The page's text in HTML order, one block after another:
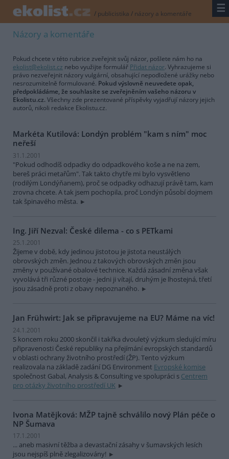
/ publicistika / názory a komentáře ☰
Názory a komentáře
Pokud chcete v této rubrice zveřejnit svůj názor, pošlete nám ho na
ekolist@ekolist.cz nebo využijte formulář Přidat názor. Vyhrazujeme si
právo nezveřejnit názory vulgární, obsahující nepodložené urážky nebo
nesrozumitelně formulované. Pokud výslovně neuvedete opak,
předpokládáme, že souhlasíte se zveřejněním vašeho názoru v
Ekolistu.cz. Všechny zde prezentované příspěvky vyjadřují názory jejich
autorů, nikoli redakce Ekolistu.cz.
Markéta Kutilová: Londýn problém "kam s ním" moc
neřeší
31.1.2001
"Pokud odhodíš odpadky do odpadkového koše a ne na zem,
bereš práci metařům". Tak takto chytře mi bylo vysvětleno
(rodilým Londýňanem), proč se odpadky odhazují právě tam, kam
zrovna chcete. A tak jsem pochopila, proč Londýn působí dojmem
tak špinavého města.
Ing. Jiří Nezval: České dilema - co s PETkami
25.1.2001
Žijeme v době, kdy jedinou jistotou je jistota neustálých
obrovských změn. Jednou z takových obrovských změn jsou
změny v používané obalové technice. Každá zásadní změna však
vyvolává tři různé postoje - jedni ji vítají, druhým je lhostejná, třetí
jsou zásadně proti z obavy nepoznaného.
Jan Frühwirt: Jak se připravujeme na EU? Máme na víc!
24.1.2001
S koncem roku 2000 skončil i takřka dvouletý výzkum sledující míru
připravenosti České republiky na přejímání evropských standardů
v oblasti ochrany životního prostředí (ŽP). Tento výzkum
realizovala na základě zadání DG Environment Evropské komise
společnost Gabal, Analysis & Consulting ve spolupráci s Centrem
pro otázky životního prostředí UK
Ivona Matějková: MŽP tajně schválilo nový Plán péče o
NP Šumava
17.1.2001
... aneb masivní těžba a devastační zásahy v šumavských lesích
jsou nejspíš plně zlegalizovány!